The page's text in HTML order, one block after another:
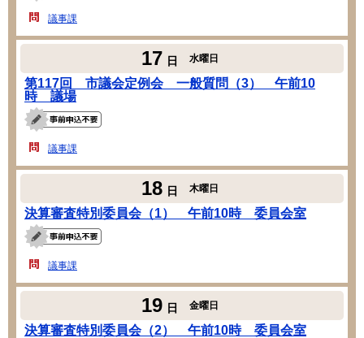
議事課
17 日 水曜日
第117回 市議会定例会 一般質問（3） 午前10
時 議場
議事課
18 日 木曜日
決算審査特別委員会（1） 午前10時 委員会室
議事課
19 日 金曜日
決算審査特別委員会（2） 午前10時 委員会室